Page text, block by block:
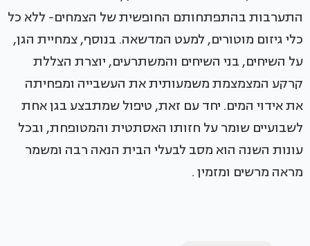
התערבות בהתפתחותם החופשית של הצמחים- ללא כל
כלי גיזום מוטורים, למעט המדשאה. בנוסף, צמחיית הגן,
על השיחים, בני השיחים והמשתרעים, יוצרת הצללת
קרקע המצמצמת משמעותית את העשבייה ומפחיתה
את אידוי המים. יחד עם זאת, טיפול שמתבצע בגן אחת
לשבועיים שומר על חזותו האסתטית והמטופחת, ובכל
עונות השנה הוא מסב לבעלי הבית הנאה רבה ומשמר
מראה מרשים ומזמין .